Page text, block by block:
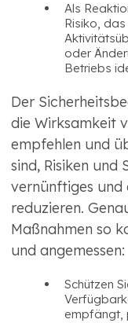
Als
Risiko,
oder
Betriebs
Der
die Wirksamkeit
empfehlen und
sind, Risiken und
vernünftiges und
reduzieren.
Maßnahmen so
und angemessen:
Schützen
empfängt,